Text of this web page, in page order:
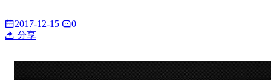
2017-12-15
0
分享